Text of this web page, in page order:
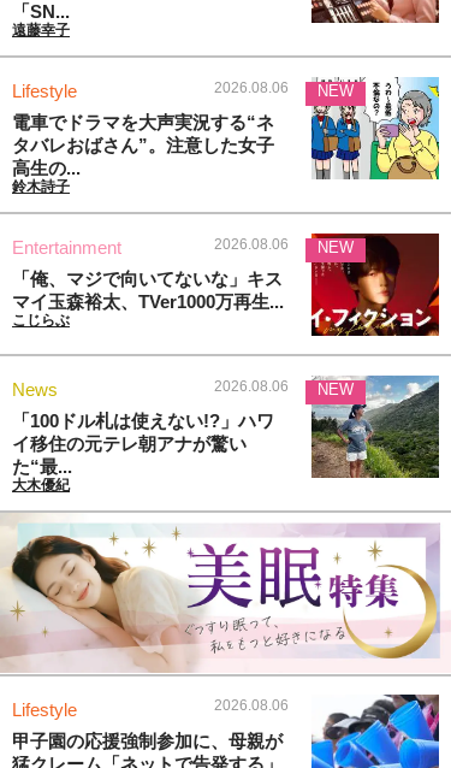
「SN...
遠藤幸子
Lifestyle 2026.08.06
電車でドラマを大声実況する“ネ
タバレおばさん”。注意した女子
高生の...
鈴木詩子
NEW
Entertainment 2026.08.06
「俺、マジで向いてないな」キス
マイ玉森裕太、TVer1000万再生...
こじらぶ
NEW
News 2026.08.06
「100ドル札は使えない!?」ハワ
イ移住の元テレ朝アナが驚い
た“最...
大木優紀
NEW
Lifestyle 2026.08.06
甲子園の応援強制参加に、母親が
猛クレーム「ネットで告発する」